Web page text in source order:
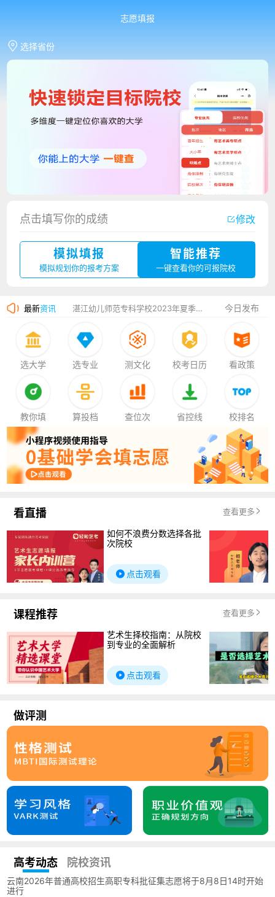
志愿填报
选择省份
点击填写你的成绩 修改
模拟填报
模拟规划你的报考方案
智能推荐
一键查看你的可报院校
最新资讯
厦门大学嘉庚学院2023年艺术类招生简章
湛江幼儿师范专科学校2023年夏季高考招生简章
香港中文大学（深圳）2023年夏季高考招生简章
今日发布
选大学 选专业 测文化 校考日历 看政策
教你填 算投档 查位次 省控线 校排名
看直播 查看更多
如何不浪费分数选择各批
次院校
点击观看
课程推荐 查看更多
艺术生择校指南：从院校
到专业的全面解析
点击观看
做评测
高考动态 院校资讯
云南2026年普通高校招生高职专科批征集志愿将于8月8日14时开始
进行